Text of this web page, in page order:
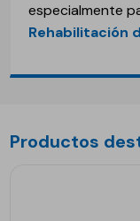
especialmente
Rehabilitación
Productos